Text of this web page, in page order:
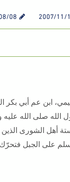
2007/11/
08
ابن عم أبي بكر
الله صلى الله
أهل الشورى
على الجبل